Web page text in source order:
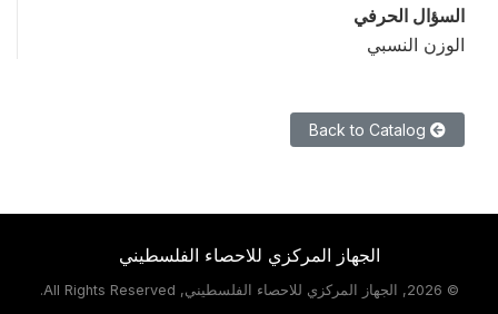
السؤال الحرفي
الوزن النسبي
الجهاز المركزي للاحصاء الفلسطيني
© 2026, الجهاز المركزي للاحصاء الفلسطيني, All Rights Reserved.